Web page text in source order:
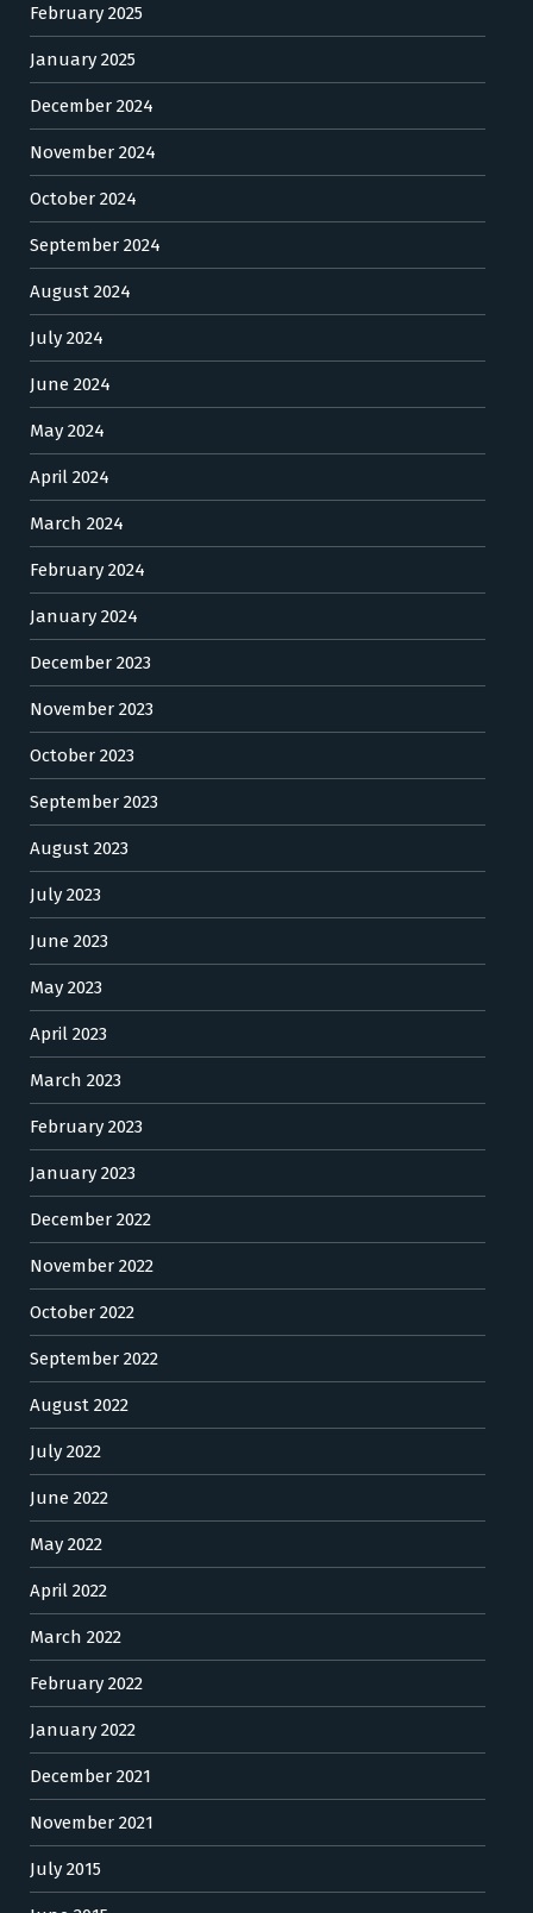
February 2025
January 2025
December 2024
November 2024
October 2024
September 2024
August 2024
July 2024
June 2024
May 2024
April 2024
March 2024
February 2024
January 2024
December 2023
November 2023
October 2023
September 2023
August 2023
July 2023
June 2023
May 2023
April 2023
March 2023
February 2023
January 2023
December 2022
November 2022
October 2022
September 2022
August 2022
July 2022
June 2022
May 2022
April 2022
March 2022
February 2022
January 2022
December 2021
November 2021
July 2015